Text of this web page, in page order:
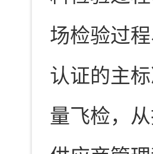
场检验过
认证的主
量飞检，